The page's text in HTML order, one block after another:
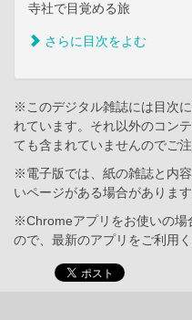
寺社で目覚める旅
さらに目次をよむ
※このデジタル雑誌には目次
れています。それ以外のコン
ても含まれていませんのでご注
※電子版では、紙の雑誌と内
いページがある場合があります
※Chromeアプリをお使いの場
ので、最新のアプリをご利用く